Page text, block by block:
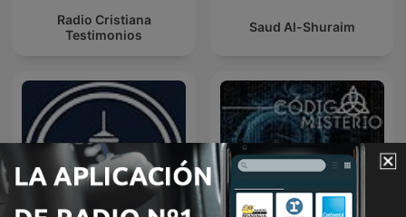
Radio Cristiana
Testimonios
Saud Al-Shuraim